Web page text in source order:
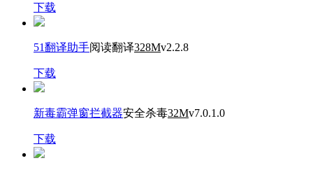
下载
51翻译助手阅读翻译328Mv2.2.8
下载
新毒霸弹窗拦截器安全杀毒32Mv7.0.1.0
下载